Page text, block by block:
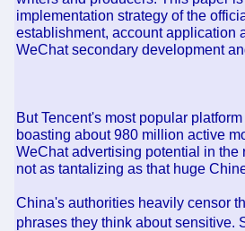
implementation strategy of the
establishment, account application
WeChat secondary development
But Tencent's most popular
boasting about 980 million active
WeChat advertising potential in
not as tantalizing as that huge
China's authorities heavily censor
phrases they think about